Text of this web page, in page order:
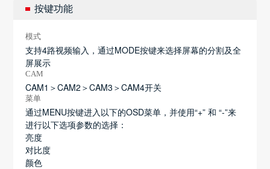
按键功能
模式
支持4路视频输入，通过MODE按键来选择屏幕的分割及全
屏展示
CAM
CAM1＞CAM2＞CAM3＞CAM4开关
菜单
通过MENU按键进入以下的OSD菜单，并使用“+” 和 “-”来
进行以下选项参数的选择：
亮度
对比度
颜色